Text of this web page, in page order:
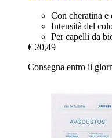
Con cheratina e
Intensità del
Per capelli da
€ 20,49
Consegna entro il